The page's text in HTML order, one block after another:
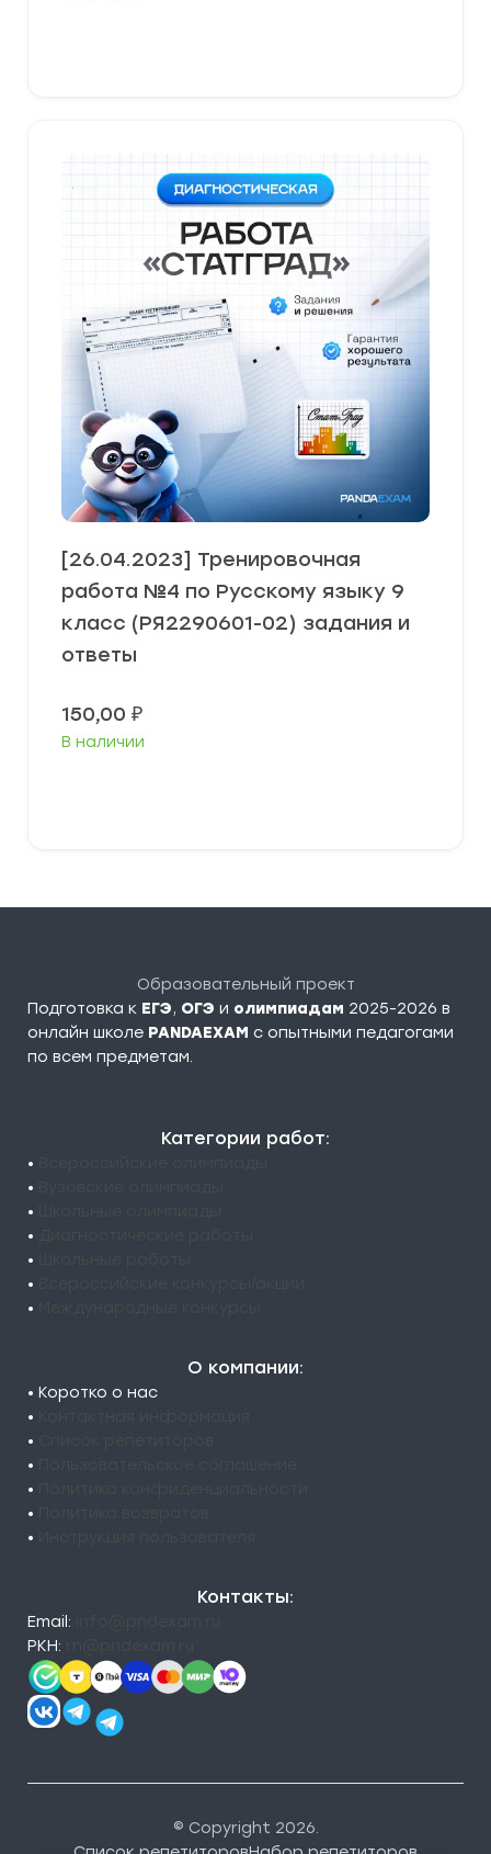
[26.04.2023] Тренировочная
работа №4 по Русскому языку 9
класс (РЯ2290601-02) задания и
ответы
150,00 ₽
В наличии
Образовательный проект
Подготовка к ЕГЭ, ОГЭ и олимпиадам 2025-2026 в
онлайн школе PANDAEXAM c опытными педагогами
по всем предметам.
Категории работ:
•
•
•
•
•
•
•
О компании:
• Коротко о нас
•
•
•
•
•
•
Контакты:
Email:
РКН:
© Copyright 2026.